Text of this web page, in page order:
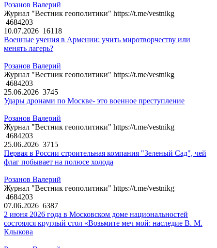
Розанов Валерий
Журнал "Вестник геополитики" https://t.me/vestnikg
4684203
10.07.2026 16118
Военные учения в Армении: учить миротворчеству или
менять лагерь?
Розанов Валерий
Журнал "Вестник геополитики" https://t.me/vestnikg
4684203
25.06.2026 3745
Удары дронами по Москве- это военное преступление
Розанов Валерий
Журнал "Вестник геополитики" https://t.me/vestnikg
4684203
25.06.2026 3715
Первая в России строительная компания "Зеленый Сад", чей
флаг побывает на полюсе холода
Розанов Валерий
Журнал "Вестник геополитики" https://t.me/vestnikg
4684203
07.06.2026 6387
2 июня 2026 года в Московском доме национальностей
состоялся круглый стол «Возьмите меч мой: наследие В. М.
Клыкова